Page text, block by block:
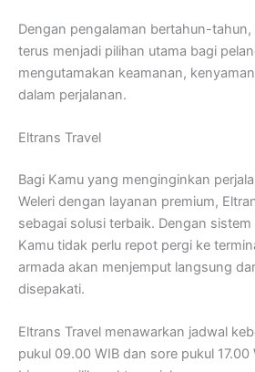
Dengan pengalaman bertahun-tahun,
terus menjadi pilihan utama bagi
mengutamakan keamanan,
dalam perjalanan.
Eltrans Travel
Bagi Kamu yang menginginkan
Weleri dengan layanan premium,
sebagai solusi terbaik. Dengan
Kamu tidak perlu repot pergi ke
armada akan menjemput langsung
disepakati.
Eltrans Travel menawarkan jadwal
pukul 09.00 WIB dan sore pukul